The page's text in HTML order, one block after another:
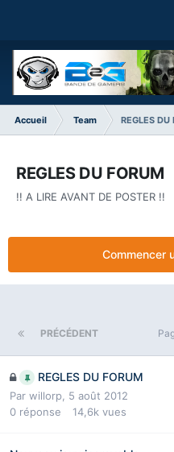
Accueil Team REGLES DU
REGLES DU FORUM
!! A LIRE AVANT DE POSTER !!
Commencer
PRÉCÉDENT
REGLES DU FORUM
Par willorp 5 août 2012
0 réponse 14,6k vues